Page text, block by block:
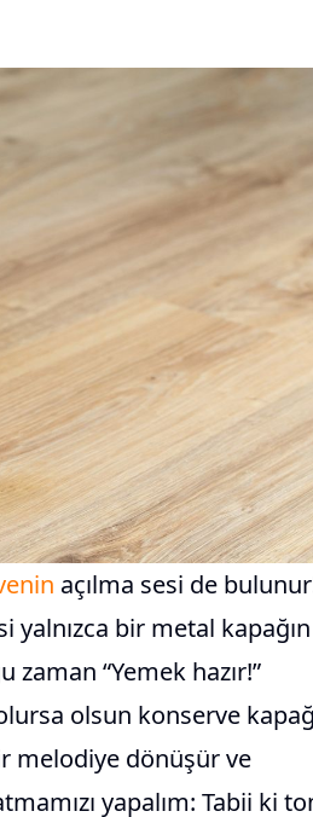
açılma sesi de
yalnızca bir metal kapağın
zaman “Yemek hazır!”
olsun konserve
melodiye dönüşür ve
yapalım: Tabii ki